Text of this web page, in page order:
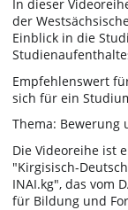
In dieser
der
Einblick in die
Empfehlenswert
sich für ein
Thema: Bewerung
Die Videoreihe ist
"Kirgisisch-
INAI.kg", das vom
für Bildung und